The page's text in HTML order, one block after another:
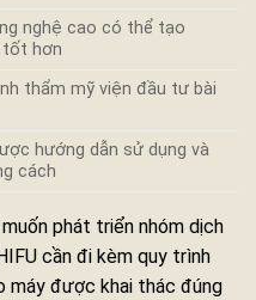
nghệ cao có thể tạo
tốt hơn
thẩm mỹ viện đầu tư bài
hướng dẫn sử dụng và
cách
phát triển nhóm dịch
cần đi kèm quy trình
máy được khai thác đúng